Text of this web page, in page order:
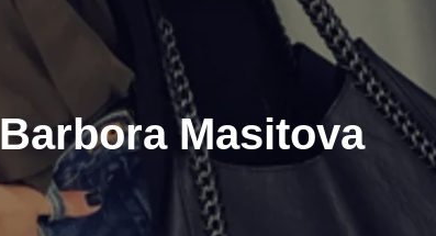
Barbora Masitova